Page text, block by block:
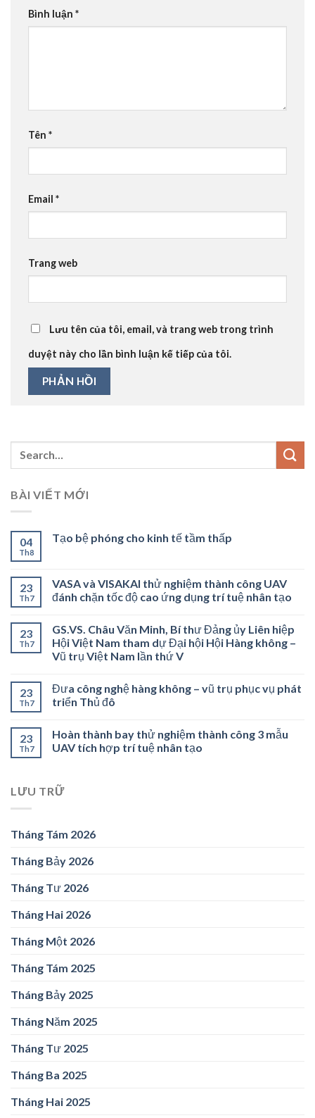
Bình luận *
Tên *
Email *
Trang web
Lưu tên của tôi, email, và trang web trong trình
duyệt này cho lần bình luận kế tiếp của tôi.
BÀI VIẾT MỚI
04
Th8
Tạo bệ phóng cho kinh tế tầm thấp
23
Th7
VASA và VISAKAI thử nghiệm thành công UAV
đánh chặn tốc độ cao ứng dụng trí tuệ nhân tạo
23
Th7
GS.VS. Châu Văn Minh, Bí thư Đảng ủy Liên hiệp
Hội Việt Nam tham dự Đại hội Hội Hàng không –
Vũ trụ Việt Nam lần thứ V
23
Th7
Đưa công nghệ hàng không – vũ trụ phục vụ phát
triển Thủ đô
23
Th7
Hoàn thành bay thử nghiệm thành công 3 mẫu
UAV tích hợp trí tuệ nhân tạo
LƯU TRỮ
Tháng Tám 2026
Tháng Bảy 2026
Tháng Tư 2026
Tháng Hai 2026
Tháng Một 2026
Tháng Tám 2025
Tháng Bảy 2025
Tháng Năm 2025
Tháng Tư 2025
Tháng Ba 2025
Tháng Hai 2025